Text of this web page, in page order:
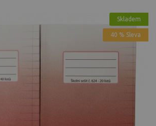
Skladem
40 % Sleva